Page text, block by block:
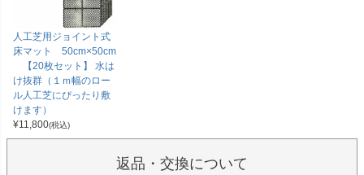
人工芝用ジョイント式
床マット 50cm×50cm
【20枚セット】 水は
け抜群（１ｍ幅のロー
ル人工芝にぴったり敷
けます）
¥11,800(税込)
返品・交換について